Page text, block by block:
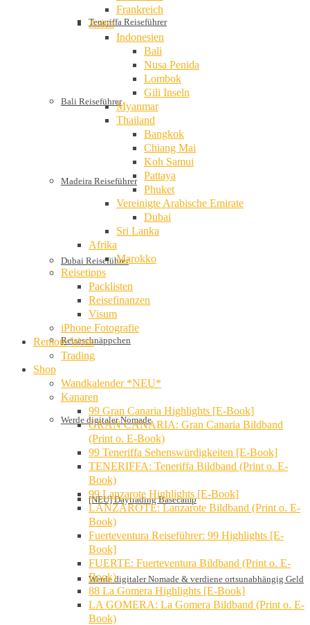
Teneriffa Reiseführer
Bali Reiseführer
Madeira Reiseführer
Dubai Reiseführer
Reiseschnäppchen
Werde digitaler Nomade
[NEU] Daytrading Basecamp
Werde digitaler Nomade & verdiene ortsunabhängig Geld
Frankreich
Asien
Indonesien
Bali
Nusa Penida
Lombok
Gili Inseln
Myanmar
Thailand
Bangkok
Chiang Mai
Koh Samui
Pattaya
Phuket
Vereinigte Arabische Emirate
Dubai
Sri Lanka
Afrika
Marokko
Reisetipps
Packlisten
Reisefinanzen
Visum
iPhone Fotografie
Remote Work
Trading
Shop
Wandkalender *NEU*
Kanaren
99 Gran Canaria Highlights [E-Book]
GRAN CANARIA: Gran Canaria Bildband
(Print o. E-Book)
99 Teneriffa Sehenswürdigkeiten [E-Book]
TENERIFFA: Teneriffa Bildband (Print o. E-
Book)
99 Lanzarote Highlights [E-Book]
LANZAROTE: Lanzarote Bildband (Print o. E-
Book)
Fuerteventura Reiseführer: 99 Highlights [E-
Book]
FUERTE: Fuerteventura Bildband (Print o. E-
Book)
88 La Gomera Highlights [E-Book]
LA GOMERA: La Gomera Bildband (Print o. E-
Book)